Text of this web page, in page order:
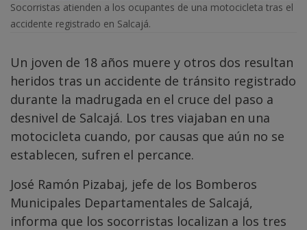
Socorristas atienden a los ocupantes de una motocicleta tras el
accidente registrado en Salcajá.
Un joven de 18 años muere y otros dos resultan
heridos tras un accidente de tránsito registrado
durante la madrugada en el cruce del paso a
desnivel de Salcajá. Los tres viajaban en una
motocicleta cuando, por causas que aún no se
establecen, sufren el percance.
José Ramón Pizabaj, jefe de los Bomberos
Municipales Departamentales de Salcajá,
informa que los socorristas localizan a los tres